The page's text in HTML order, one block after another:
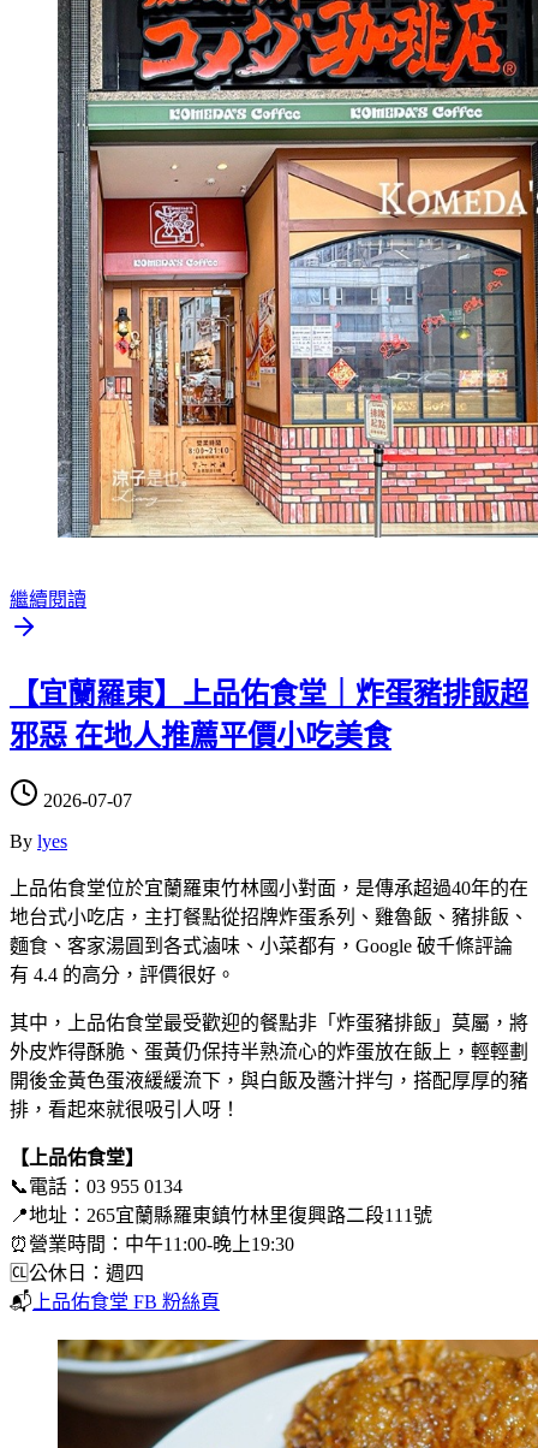
繼續閱讀
【宜蘭羅東】上品佑食堂｜炸蛋豬排飯超
邪惡 在地人推薦平價小吃美食
2026-07-07
By lyes
上品佑食堂位於宜蘭羅東竹林國小對面，是傳承超過40年的在
地台式小吃店，主打餐點從招牌炸蛋系列、雞魯飯、豬排飯、
麵食、客家湯圓到各式滷味、小菜都有，Google 破千條評論
有 4.4 的高分，評價很好。
其中，上品佑食堂最受歡迎的餐點非「炸蛋豬排飯」莫屬，將
外皮炸得酥脆、蛋黃仍保持半熟流心的炸蛋放在飯上，輕輕劃
開後金黃色蛋液緩緩流下，與白飯及醬汁拌勻，搭配厚厚的豬
排，看起來就很吸引人呀！
【上品佑食堂】
📞電話：03 955 0134
📍地址：265宜蘭縣羅東鎮竹林里復興路二段111號
⏰營業時間：中午11:00-晚上19:30
🆑公休日：週四
📬 上品佑食堂 FB 粉絲頁